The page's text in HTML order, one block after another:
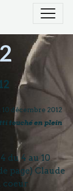
10 décembre 2012
touché en plein